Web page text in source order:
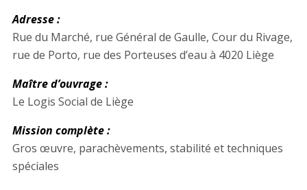
Adresse :
Rue du Marché, rue Général de Gaulle, Cour du Rivage,
rue de Porto, rue des Porteuses d’eau à 4020 Liège
Maître d’ouvrage :
Le Logis Social de Liège
Mission complète :
Gros œuvre, parachèvements, stabilité et techniques
spéciales